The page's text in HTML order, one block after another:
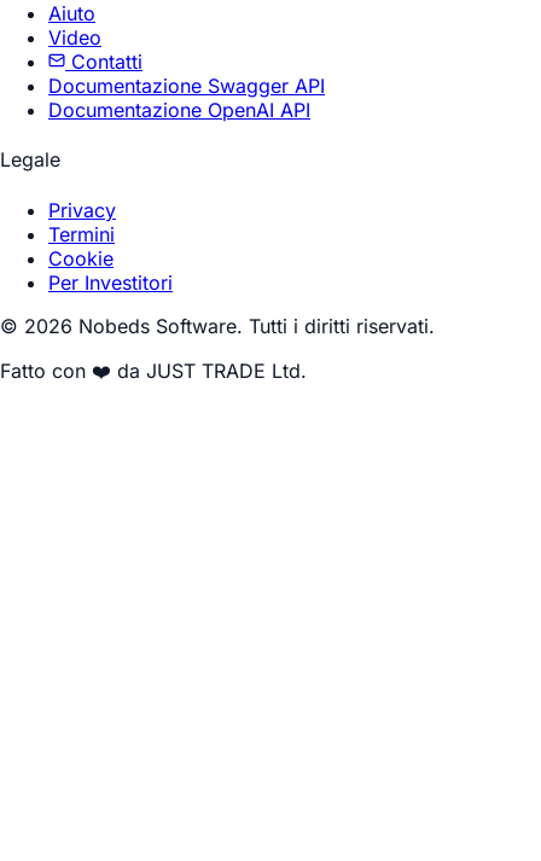
Aiuto
Video
Contatti
Documentazione Swagger API
Documentazione OpenAI API
Legale
Privacy
Termini
Cookie
Per Investitori
© 2026 Nobeds Software. Tutti i diritti riservati.
Fatto con ❤️ da JUST TRADE Ltd.